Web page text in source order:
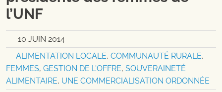
l’UNF
10 JUIN 2014
ALIMENTATION LOCALE, COMMUNAUTÉ RURALE,
FEMMES, GESTION DE L'OFFRE, SOUVERAINETÉ
ALIMENTAIRE, UNE COMMERCIALISATION ORDONNÉE